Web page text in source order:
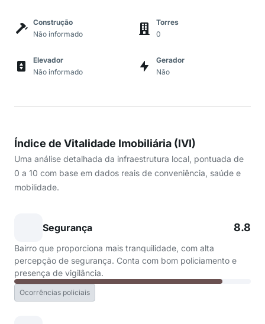
Construção
Não informado
Torres
0
Elevador
Não informado
Gerador
Não
Índice de Vitalidade Imobiliária (IVI)
Uma análise detalhada da infraestrutura local, pontuada de
0 a 10 com base em dados reais de conveniência, saúde e
mobilidade.
Segurança 8.8
Bairro que proporciona mais tranquilidade, com alta
percepção de segurança. Conta com bom policiamento e
presença de vigilância.
Ocorrências policiais